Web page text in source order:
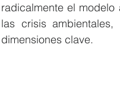
radicalmente el
las crisis
dimensiones clave.